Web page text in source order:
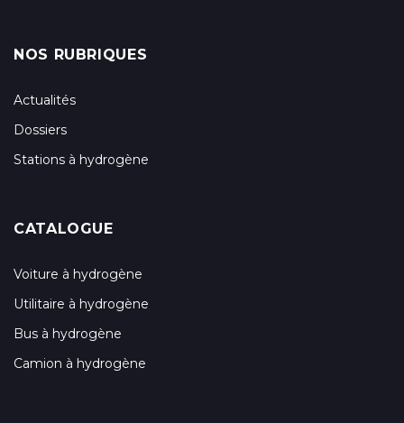
NOS RUBRIQUES
Actualités
Dossiers
Stations à hydrogène
CATALOGUE
Voiture à hydrogène
Utilitaire à hydrogène
Bus à hydrogène
Camion à hydrogène